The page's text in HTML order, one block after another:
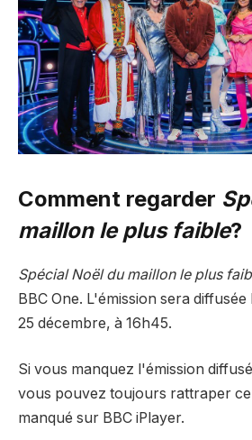
Comment regarder
maillon le plus faible?
Spécial Noël du maillon le plus
BBC One. L'émission sera
25 décembre, à 16h45.
Si vous manquez l'émission
vous pouvez toujours rattraper
manqué sur BBC iPlayer.